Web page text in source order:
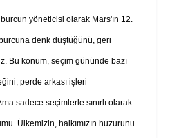
yöneticisi olarak Mars'ın 12.
denk düştüğünü, geri
Bu konum, seçim gününde bazı
perde arkası işleri
sadece seçimlerle sınırlı olarak
Ülkemizin, halkımızın huzurunu